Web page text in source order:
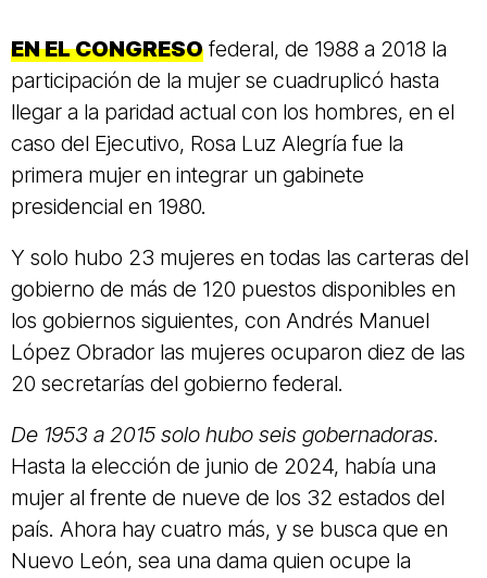
EN EL CONGRESO federal, de 1988 a 2018 la
participación de la mujer se cuadruplicó hasta
llegar a la paridad actual con los hombres, en el
caso del Ejecutivo, Rosa Luz Alegría fue la
primera mujer en integrar un gabinete
presidencial en 1980.
Y solo hubo 23 mujeres en todas las carteras del
gobierno de más de 120 puestos disponibles en
los gobiernos siguientes, con Andrés Manuel
López Obrador las mujeres ocuparon diez de las
20 secretarías del gobierno federal.
De 1953 a 2015 solo hubo seis gobernadoras.
Hasta la elección de junio de 2024, había una
mujer al frente de nueve de los 32 estados del
país. Ahora hay cuatro más, y se busca que en
Nuevo León, sea una dama quien ocupe la